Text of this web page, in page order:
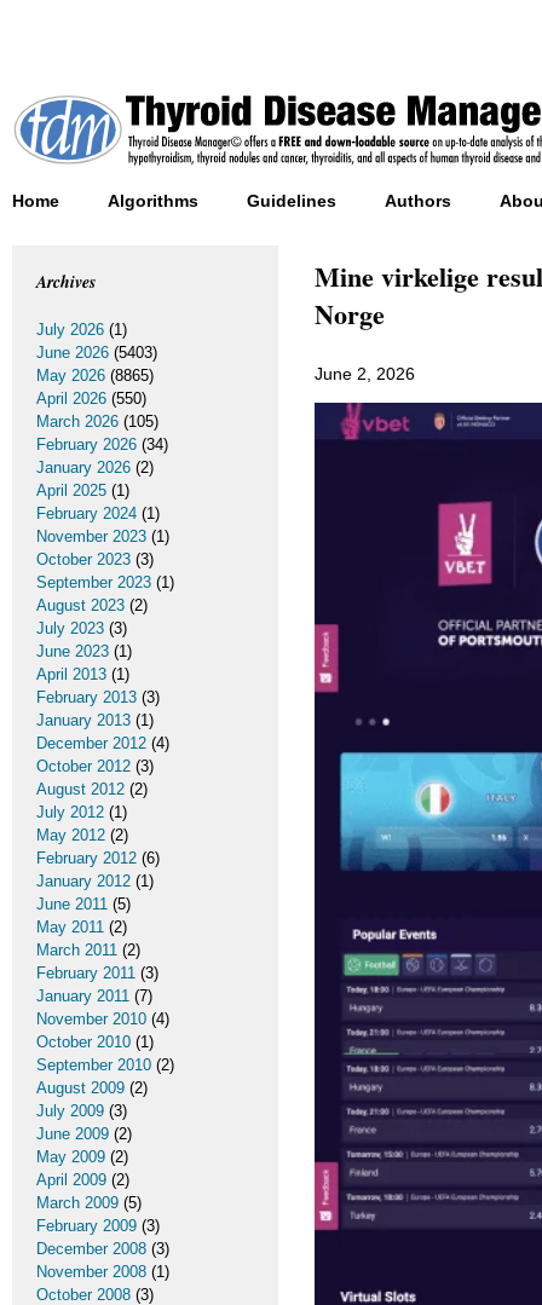
Home Algorithms Guidelines Authors
Mine virkelige
Norge
June 2, 2026
Archives
July 2026 (1)
June 2026 (5403)
May 2026 (8865)
April 2026 (550)
March 2026 (105)
February 2026 (34)
January 2026 (2)
April 2025 (1)
February 2024 (1)
November 2023 (1)
October 2023 (3)
September 2023 (1)
August 2023 (2)
July 2023 (3)
June 2023 (1)
April 2013 (1)
February 2013 (3)
January 2013 (1)
December 2012 (4)
October 2012 (3)
August 2012 (2)
July 2012 (1)
May 2012 (2)
February 2012 (6)
January 2012 (1)
June 2011 (5)
May 2011 (2)
March 2011 (2)
February 2011 (3)
January 2011 (7)
November 2010 (4)
October 2010 (1)
September 2010 (2)
August 2009 (2)
July 2009 (3)
June 2009 (2)
May 2009 (2)
April 2009 (2)
March 2009 (5)
February 2009 (3)
December 2008 (3)
November 2008 (1)
October 2008 (3)